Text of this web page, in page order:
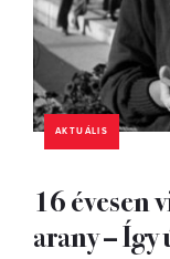
AKTUÁLIS
16 évesen
arany –